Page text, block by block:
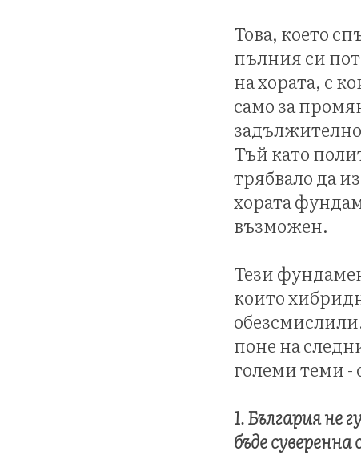
Това, което
пълния си
на хората, с
само за
Тъй като
трябвало да
хората
възможен.
Тези
които
поне на
големи теми -
1. България не
бъде суверенна